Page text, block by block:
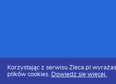
Korzystając z serwisu Zleca.pl
plików cookies. Dowiedz się więcej.